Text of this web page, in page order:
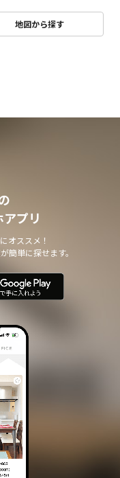
地図から探す
プリ
オススメ！
簡単に探せます。